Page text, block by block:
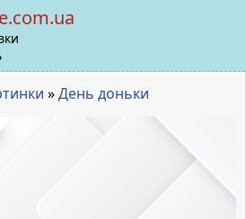
»День доньки